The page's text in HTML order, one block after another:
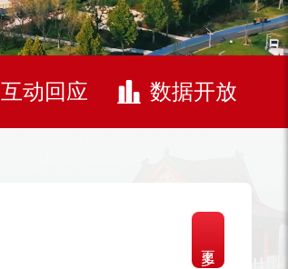
互动回应 数据开放